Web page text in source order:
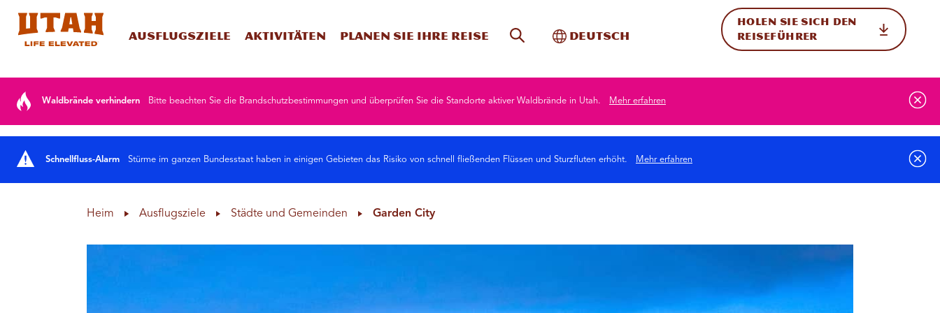
Ausflugsziele Aktivitäten Planen Sie Ihre Reise Website-Suche
Toggle International
Deutsch
HOLEN SIE SICH DEN
REISEFÜHRER
Waldbrände verhindern Bitte beachten Sie die Brandschutzbestimmungen und überprüfen Sie die Standorte aktiver Waldbrände in Utah. Mehr erfahren
Schnellfluss-Alarm Stürme im ganzen Bundesstaat haben in einigen Gebieten das Risiko von schnell fließenden Flüssen und Sturzfluten erhöht. Mehr erfahren
Heim Ausflugsziele Städte und Gemeinden Garden City